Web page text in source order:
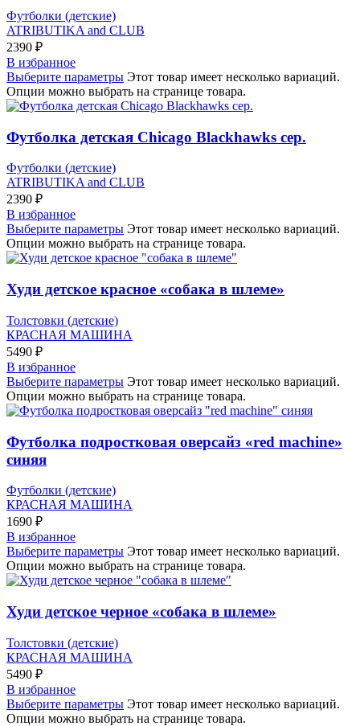
Футболки (детские)
ATRIBUTIKA and CLUB
2390 ₽
В избранное
Выберите параметры Этот товар имеет несколько вариаций.
Опции можно выбрать на странице товара.
Футболка детская Chicago Blackhawks сер.
Футболки (детские)
ATRIBUTIKA and CLUB
2390 ₽
В избранное
Выберите параметры Этот товар имеет несколько вариаций.
Опции можно выбрать на странице товара.
Худи детское красное «собака в шлеме»
Толстовки (детские)
КРАСНАЯ МАШИНА
5490 ₽
В избранное
Выберите параметры Этот товар имеет несколько вариаций.
Опции можно выбрать на странице товара.
Футболка подростковая оверсайз «red machine»
синяя
Футболки (детские)
КРАСНАЯ МАШИНА
1690 ₽
В избранное
Выберите параметры Этот товар имеет несколько вариаций.
Опции можно выбрать на странице товара.
Худи детское черное «собака в шлеме»
Толстовки (детские)
КРАСНАЯ МАШИНА
5490 ₽
В избранное
Выберите параметры Этот товар имеет несколько вариаций.
Опции можно выбрать на странице товара.